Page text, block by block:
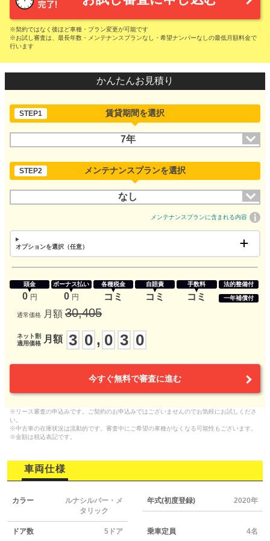
※契約ではなく後ほど車種・プラン変更が可能です
※お試し審査は、最長年数・メンテナンスプランなし・希望ナンバーなしの最低月額料金で
行います
かんたんお見積り
STEP1 賃貸期間を選択
7年
STEP2 メンテナンスプランを選択
なし
メンテナンスプランに含まれる内容
オプションを選択（任意）
頭金
0 円
ボーナス払い
0 円
各種税金
コミ
自賠責
コミ
手数料
コミ
法的整備付
一年補償付
通常価格 月額 30,405
ネット割
適用価格
月額 3 0 , 0 3 0
今すぐ無料で審査に進む
※リース審査の申込みです。ご契約のお申込みではございませんのでお気軽にお試しくださ
い。
※中古車の在庫状況は流動的です。審査中にご希望の車種がなくなる可能性もございます。
※金額は税込表記です。
車両仕様
カラー
ルナシルバー・メ
タリック
年式(初度登録) 2020年
ドア数 5ドア 乗車定員 4名